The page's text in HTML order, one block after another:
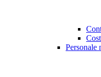
Personale